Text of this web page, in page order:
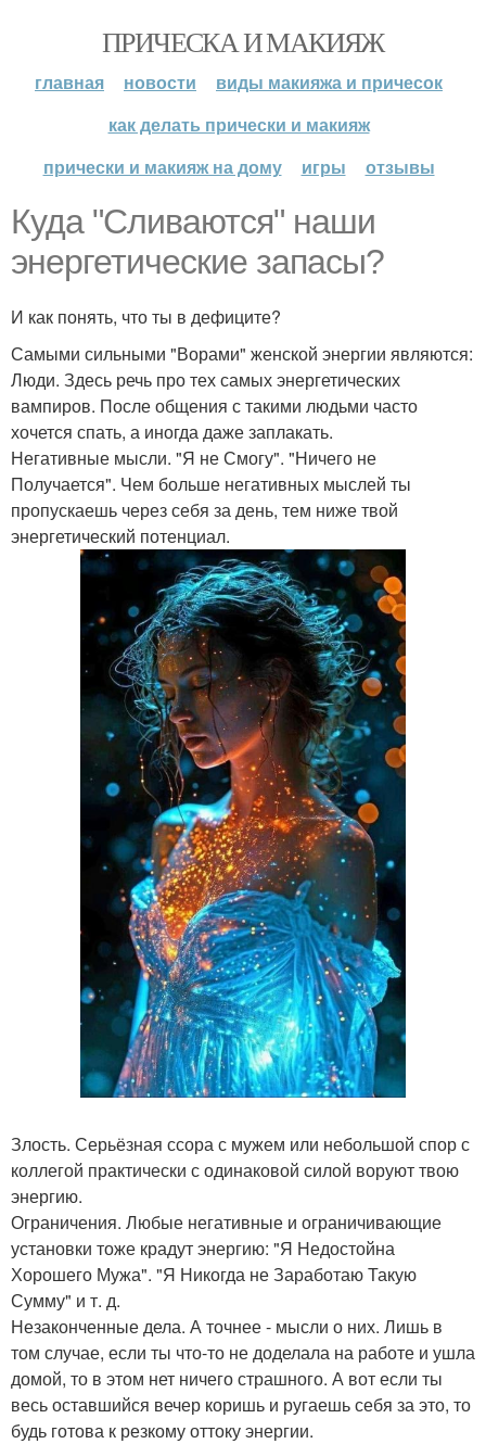
ПРИЧЕСКА И МАКИЯЖ
главная новости
виды макияжа и причесок
как делать прически и макияж
прически и макияж на дому
игры отзывы
Куда "Сливаются" наши
энергетические запасы?
И как понять, что ты в дефиците?
Самыми сильными "Ворами" женской энергии являются:
Люди. Здесь речь про тех самых энергетических
вампиров. После общения с такими людьми часто
хочется спать, а иногда даже заплакать.
Негативные мысли. "Я не Смогу". "Ничего не
Получается". Чем больше негативных мыслей ты
пропускаешь через себя за день, тем ниже твой
энергетический потенциал.
Злость. Серьёзная ссора с мужем или небольшой спор с
коллегой практически с одинаковой силой воруют твою
энергию.
Ограничения. Любые негативные и ограничивающие
установки тоже крадут энергию: "Я Недостойна
Хорошего Мужа". "Я Никогда не Заработаю Такую
Сумму" и т. д.
Незаконченные дела. А точнее - мысли о них. Лишь в
том случае, если ты что-то не доделала на работе и ушла
домой, то в этом нет ничего страшного. А вот если ты
весь оставшийся вечер коришь и ругаешь себя за это, то
будь готова к резкому оттоку энергии.